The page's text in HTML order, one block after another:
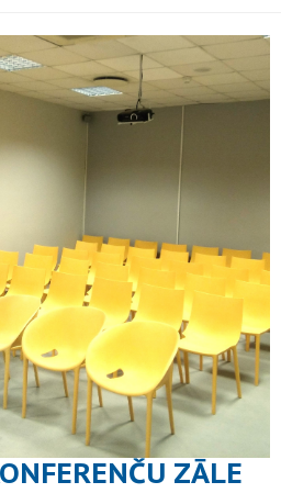
ZĀLE